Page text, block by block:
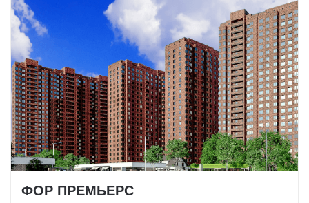
ФОР ПРЕМЬЕРС